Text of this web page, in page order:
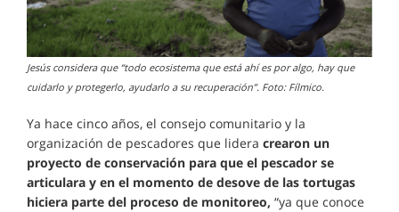
Jesús considera que “todo ecosistema que está ahí es por algo, hay que
cuidarlo y protegerlo, ayudarlo a su recuperación”. Foto: Fílmico.
Ya hace cinco años, el consejo comunitario y la
organización de pescadores que lidera crearon un
proyecto de conservación para que el pescador se
articulara y en el momento de desove de las tortugas
hiciera parte del proceso de monitoreo, “ya que conoce